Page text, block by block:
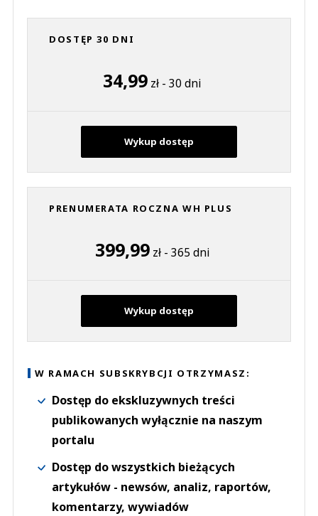
DOSTĘP 30 DNI
34,99 zł - 30 dni
Wykup dostęp
PRENUMERATA ROCZNA WH PLUS
399,99zł - 365 dni
Wykup dostęp
W RAMACH SUBSKRYBCJI OTRZYMASZ:
Dostęp do ekskluzywnych treści
publikowanych wyłącznie na naszym
portalu
Dostęp do wszystkich bieżących
artykułów - newsów, analiz, raportów,
komentarzy, wywiadów